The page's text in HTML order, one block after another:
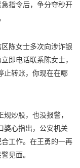
指令后，争分夺秒开
陈女士多次向涉诈银
即电话联系陈女士，
止转账，你现在在哪
炒股，也没报警，
婆心指出，公安机关
工作。在王勇的一再
见面。